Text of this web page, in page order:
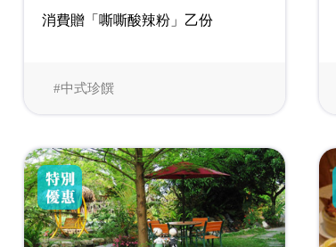
#中式珍饌
消費贈「嘶嘶酸辣粉」乙份